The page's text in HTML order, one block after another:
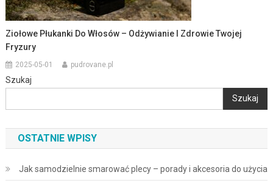
Ziołowe Płukanki Do Włosów – Odżywianie I Zdrowie Twojej
Fryzury
2025-05-01 pudrovane.pl
Szukaj
Szukaj
OSTATNIE WPISY
Jak samodzielnie smarować plecy – porady i akcesoria do użycia